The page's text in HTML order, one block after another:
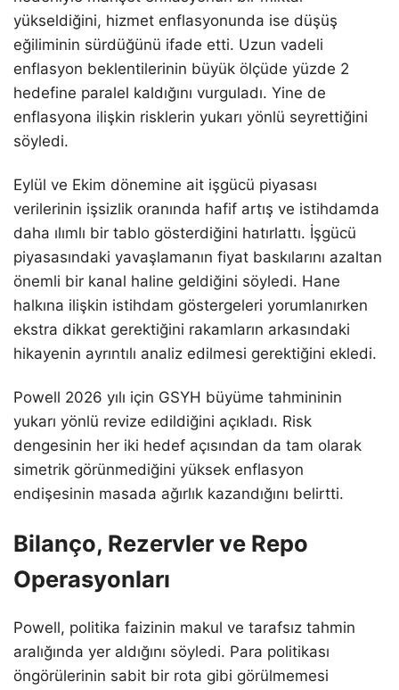
yükseldiğini, hizmet enflasyonunda ise düşüş
eğiliminin sürdüğünü ifade etti. Uzun vadeli
enflasyon beklentilerinin büyük ölçüde yüzde 2
hedefine paralel kaldığını vurguladı. Yine de
enflasyona ilişkin risklerin yukarı yönlü seyrettiğini
söyledi.
Eylül ve Ekim dönemine ait işgücü piyasası
verilerinin işsizlik oranında hafif artış ve istihdamda
daha ılımlı bir tablo gösterdiğini hatırlattı. İşgücü
piyasasındaki yavaşlamanın fiyat baskılarını azaltan
önemli bir kanal haline geldiğini söyledi. Hane
halkına ilişkin istihdam göstergeleri yorumlanırken
ekstra dikkat gerektiğini rakamların arkasındaki
hikayenin ayrıntılı analiz edilmesi gerektiğini ekledi.
Powell 2026 yılı için GSYH büyüme tahmininin
yukarı yönlü revize edildiğini açıkladı. Risk
dengesinin her iki hedef açısından da tam olarak
simetrik görünmediğini yüksek enflasyon
endişesinin masada ağırlık kazandığını belirtti.
Bilanço, Rezervler ve Repo
Operasyonları
Powell, politika faizinin makul ve tarafsız tahmin
aralığında yer aldığını söyledi. Para politikası
öngörülerinin sabit bir rota gibi görülmemesi